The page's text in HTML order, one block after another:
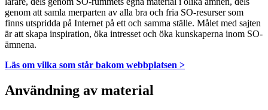
genom att samla merparten av alla bra och fria SO-resurser som
finns utspridda på Internet på ett och samma ställe. Målet med sajten
är att skapa inspiration, öka intresset och öka kunskaperna inom SO-
ämnena.
Läs om vilka som står bakom webbplatsen >
Användning av material